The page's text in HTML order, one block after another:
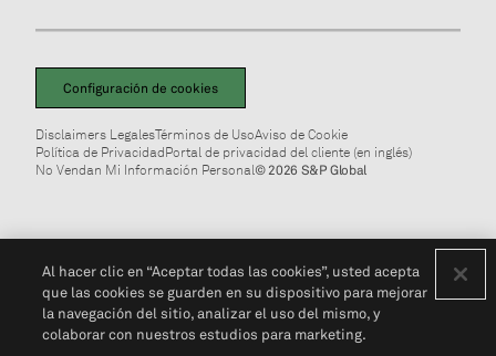
Configuración de cookies
Disclaimers LegalesTérminos de UsoAviso de Cookie
Política de PrivacidadPortal de privacidad del cliente (en inglés)
No Vendan Mi Información Personal© 2026 S&P Global
Al hacer clic en “Aceptar todas las cookies”, usted acepta
que las cookies se guarden en su dispositivo para mejorar
la navegación del sitio, analizar el uso del mismo, y
colaborar con nuestros estudios para marketing.